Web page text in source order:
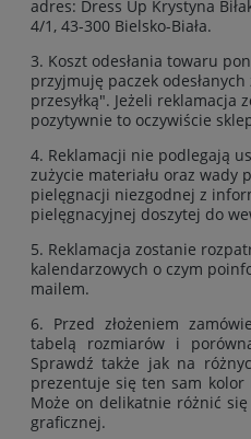
adres: Dress Up Krystyna
4/1, 43-300 Bielsko-Biała.
3. Koszt odesłania towaru
przyjmuję paczek
przesyłką". Jeżeli reklamacja
pozytywnie to oczywiście
4. Reklamacji nie podlegają
zużycie materiału oraz wady
pielęgnacji niezgodnej z
pielęgnacyjnej doszytej do
5. Reklamacja zostanie
kalendarzowych o czym
mailem.
6. Przed złożeniem
tabelą rozmiarów i
Sprawdź także jak na
prezentuje się ten sam kolor
Może on delikatnie różnić
graficznej.